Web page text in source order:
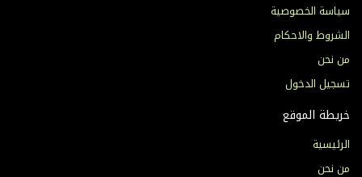
سياسة الخصوصية
الشروط والاحكام
من نحن
تسجيل الدخول
خريطة الموقع
الرئيسية
من نحن